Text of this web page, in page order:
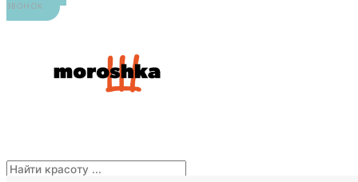
ЗВОНОК